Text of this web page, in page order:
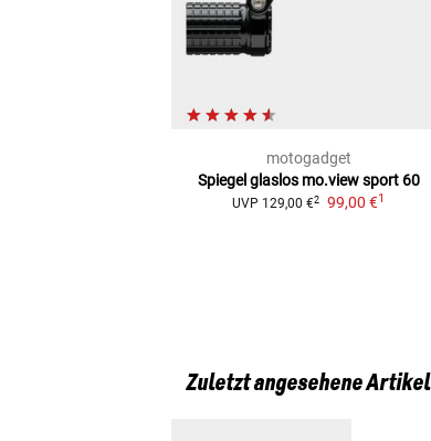
motogadget
Spiegel glaslos mo.view sport 60
UVP 129,00 €2 99,00 €1
Zuletzt angesehene Artikel